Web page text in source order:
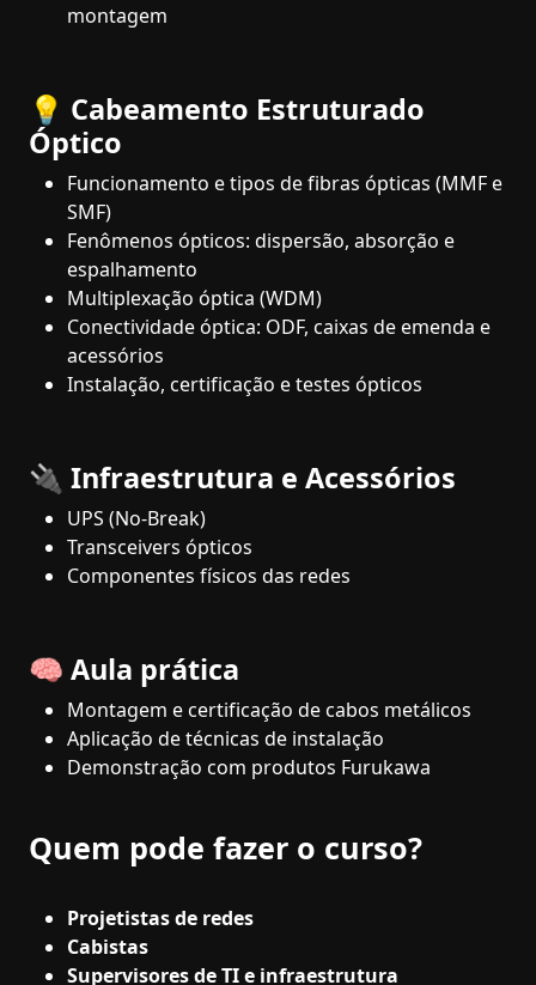
montagem
💡 Cabeamento Estruturado
Óptico
Funcionamento e tipos de fibras ópticas (MMF e
SMF)
Fenômenos ópticos: dispersão, absorção e
espalhamento
Multiplexação óptica (WDM)
Conectividade óptica: ODF, caixas de emenda e
acessórios
Instalação, certificação e testes ópticos
🔌 Infraestrutura e Acessórios
UPS (No-Break)
Transceivers ópticos
Componentes físicos das redes
🧠 Aula prática
Montagem e certificação de cabos metálicos
Aplicação de técnicas de instalação
Demonstração com produtos Furukawa
Quem pode fazer o curso?
Projetistas de redes
Cabistas
Supervisores de TI e infraestrutura